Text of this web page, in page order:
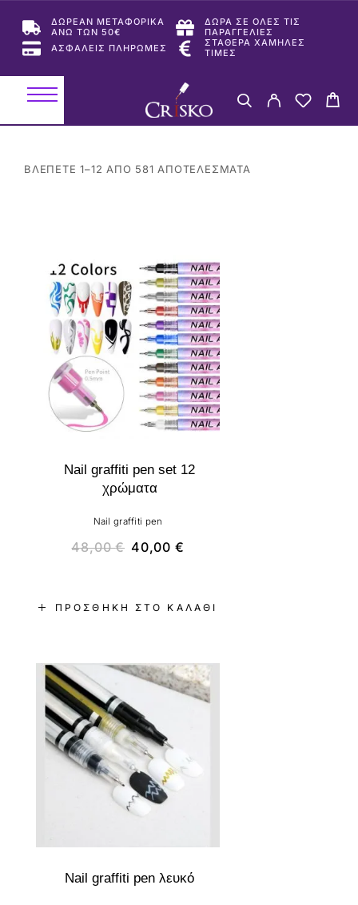
ΔΩΡΕΑΝ ΜΕΤΑΦΟΡΙΚΑ
ΑΝΩ ΤΩΝ 50€
ΔΩΡΑ ΣΕ ΟΛΕΣ ΤΙΣ
ΠΑΡΑΓΓΕΛΙΕΣ
ΑΣΦΑΛΕΙΣ ΠΛΗΡΩΜΕΣ
ΣΤΑΘΕΡΑ ΧΑΜΗΛΕΣ
ΤΙΜΕΣ
ΒΛΈΠΕΤΕ 1–12 ΑΠΌ 581 ΑΠΟΤΕΛΈΣΜΑΤΑ
ΠΡΟΣΘΉΚΗ ΣΤΟ ΚΑΛΆΘΙ
Nail graffiti pen set 12
χρώματα
Nail graffiti pen
48,00€ 40,00 €
Nail graffiti pen λευκό